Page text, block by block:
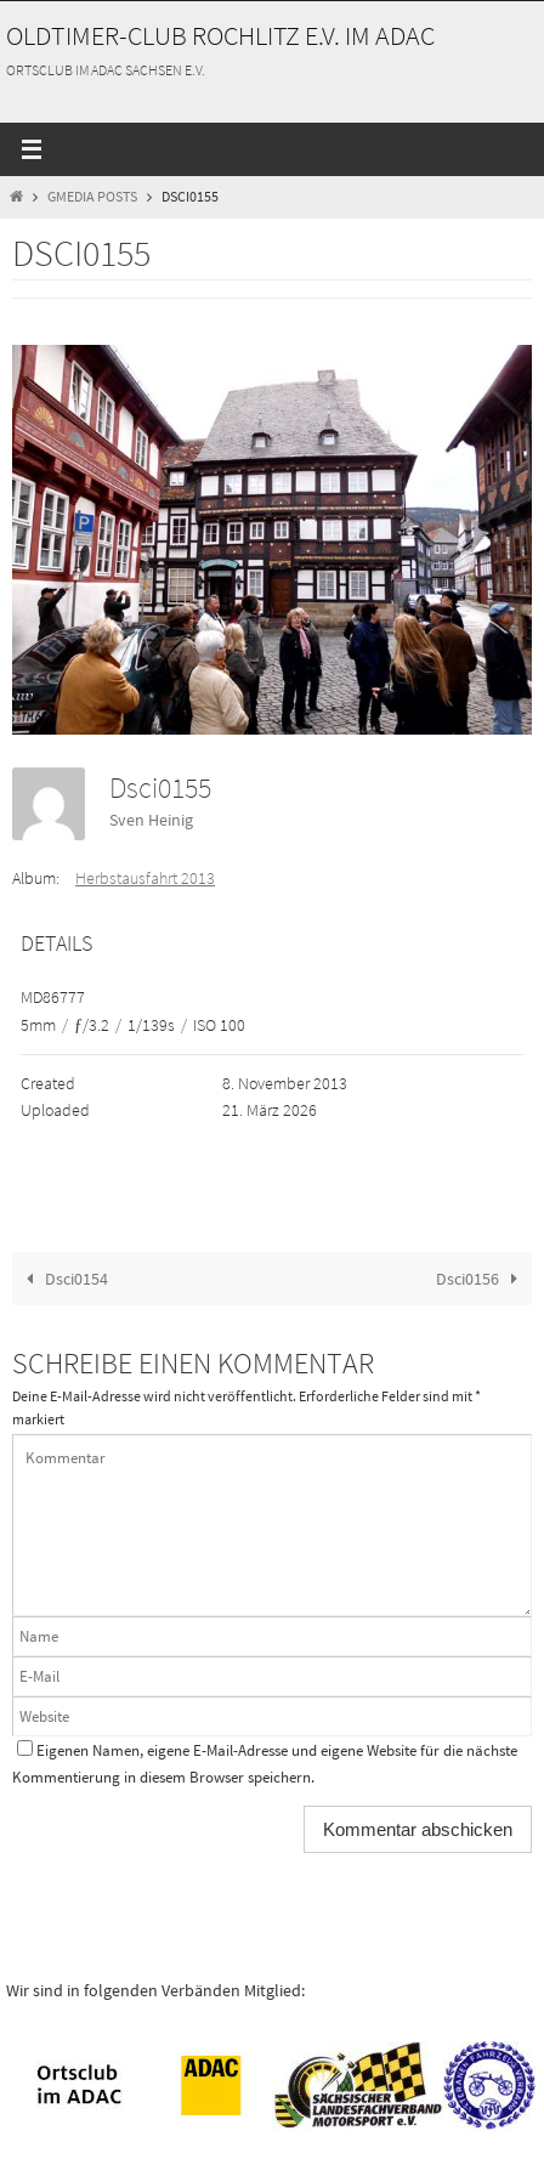
Inhalt
springen
OLDTIMER-CLUB ROCHLITZ E.V. IM ADAC
ORTSCLUB IM ADAC SACHSEN E.V.
STARTGMEDIA POSTS DSCI0155
DSCI0155
Dsci0155
Sven Heinig
Album: Herbstausfahrt 2013
DETAILS
MD86777
5mm / ƒ/3.2 / 1/139s / ISO 100
Created
8. November 2013
Uploaded
21. März 2026
Dsci0154 Dsci0156
SCHREIBE EINEN KOMMENTAR
Deine E-Mail-Adresse wird nicht veröffentlicht. Erforderliche Felder sind mit*
markiert
Eigenen Namen, eigene E-Mail-Adresse und eigene Website für die nächste
Kommentierung in diesem Browser speichern.
Wir sind in folgenden Verbänden Mitglied: